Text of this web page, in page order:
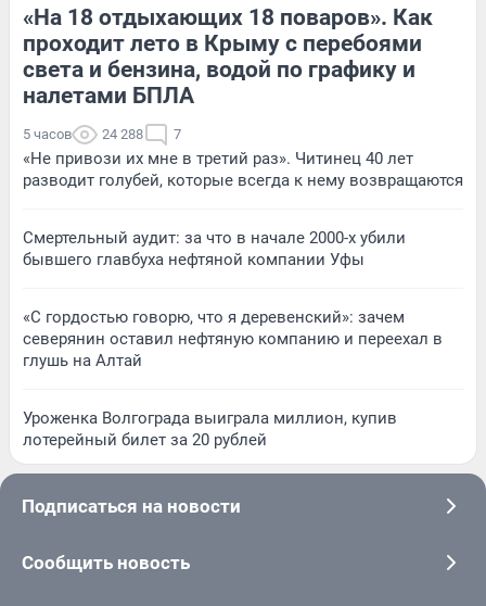
«На 18 отдыхающих 18 поваров». Как
проходит лето в Крыму с перебоями
света и бензина, водой по графику и
налетами БПЛА
5 часов 24 288 7
«Не привози их мне в третий раз». Читинец 40 лет
разводит голубей, которые всегда к нему возвращаются
Смертельный аудит: за что в начале 2000-х убили
бывшего главбуха нефтяной компании Уфы
«С гордостью говорю, что я деревенский»: зачем
северянин оставил нефтяную компанию и переехал в
глушь на Алтай
Уроженка Волгограда выиграла миллион, купив
лотерейный билет за 20 рублей
Подписаться на новости
Сообщить новость